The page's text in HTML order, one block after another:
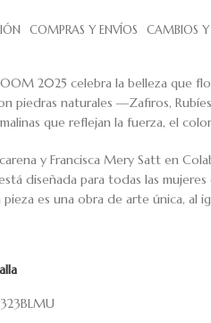
COMPRAS Y ENVÍOS CAMBIOS Y
2025 celebra la belleza que
piedras naturales —Zafiros,
que reflejan la fuerza, el
y Francisca Mery Satt en
diseñada para todas las
pieza es una obra de arte única, al